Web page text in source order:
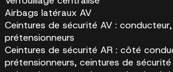
Airbags latéraux AV
Ceintures de sécurité AV :
prétensionneurs
Ceintures de sécurité AR : côté
prétensionneurs, ceintures de